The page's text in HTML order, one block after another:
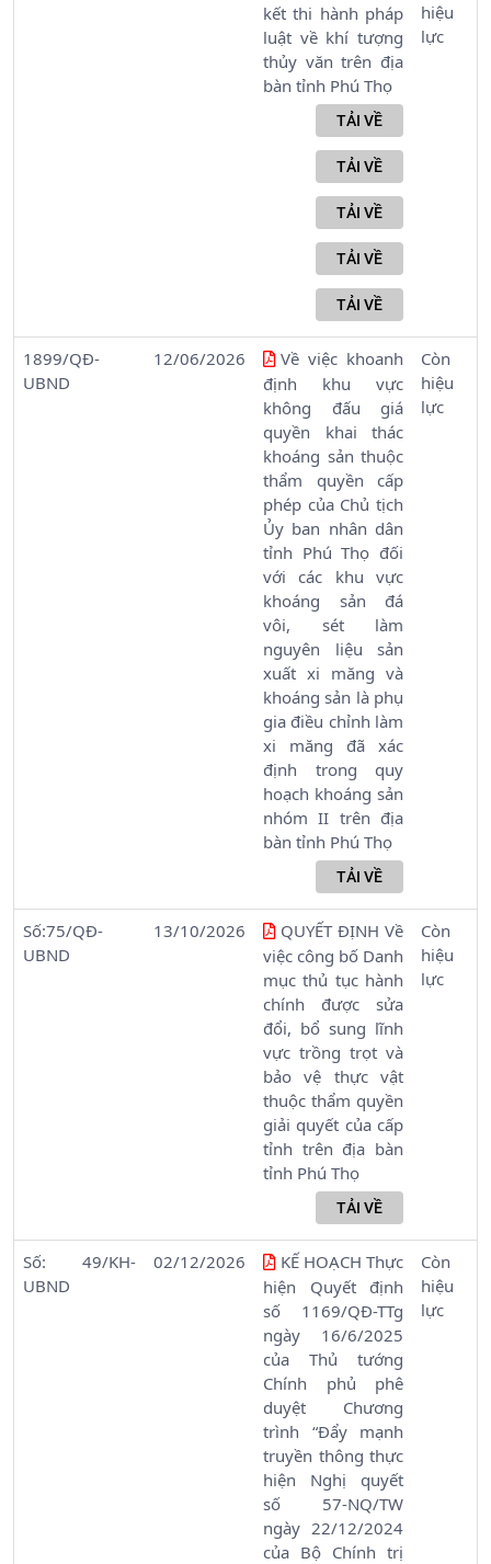
kết thi hành pháp
luật về khí tượng
thủy văn trên địa
bàn tỉnh Phú Thọ
hiệu
lực
1899/QĐ-
UBND
12/06/2026
Về việc khoanh
định khu vực
không đấu giá
quyền khai thác
khoáng sản thuộc
thẩm quyền cấp
phép của Chủ tịch
Ủy ban nhân dân
tỉnh Phú Thọ đối
với các khu vực
khoáng sản đá
vôi, sét làm
nguyên liệu sản
xuất xi măng và
khoáng sản là phụ
gia điều chỉnh làm
xi măng đã xác
định trong quy
hoạch khoáng sản
nhóm II trên địa
bàn tỉnh Phú Thọ
Còn
hiệu
lực
Số:75/QĐ-
UBND
13/10/2026
QUYẾT ĐỊNH Về
việc công bố Danh
mục thủ tục hành
chính được sửa
đổi, bổ sung lĩnh
vực trồng trọt và
bảo vệ thực vật
thuộc thẩm quyền
giải quyết của cấp
tỉnh trên địa bàn
tỉnh Phú Thọ
Còn
hiệu
lực
Số: 49/KH-
UBND
02/12/2026
KẾ HOẠCH Thực
hiện Quyết định
số 1169/QĐ-TTg
ngày 16/6/2025
của Thủ tướng
Chính phủ phê
duyệt Chương
trình “Đẩy mạnh
truyền thông thực
hiện Nghị quyết
số 57-NQ/TW
ngày 22/12/2024
của Bộ Chính trị
Còn
hiệu
lực